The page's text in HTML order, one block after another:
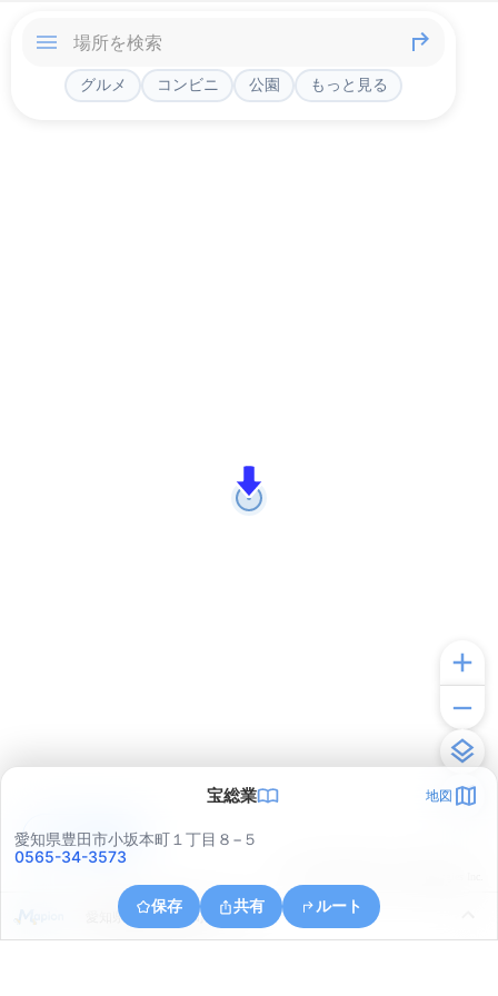
グルメ コンビニ 公園 もっと見る
宝総業 地図
愛知県豊田市小坂本町１丁目８−５
0565-34-3573
保存 共有 ルート
愛知県豊田市瑞穂町１丁目
アプリで見る